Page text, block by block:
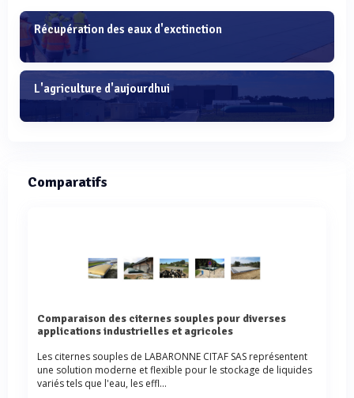
Récupération des eaux d'exctinction
L'agriculture d'aujourdhui
Comparatifs
Comparaison des citernes souples pour diverses
applications industrielles et agricoles
Les citernes souples de LABARONNE CITAF SAS représentent
une solution moderne et flexible pour le stockage de liquides
variés tels que l'eau, les effl...